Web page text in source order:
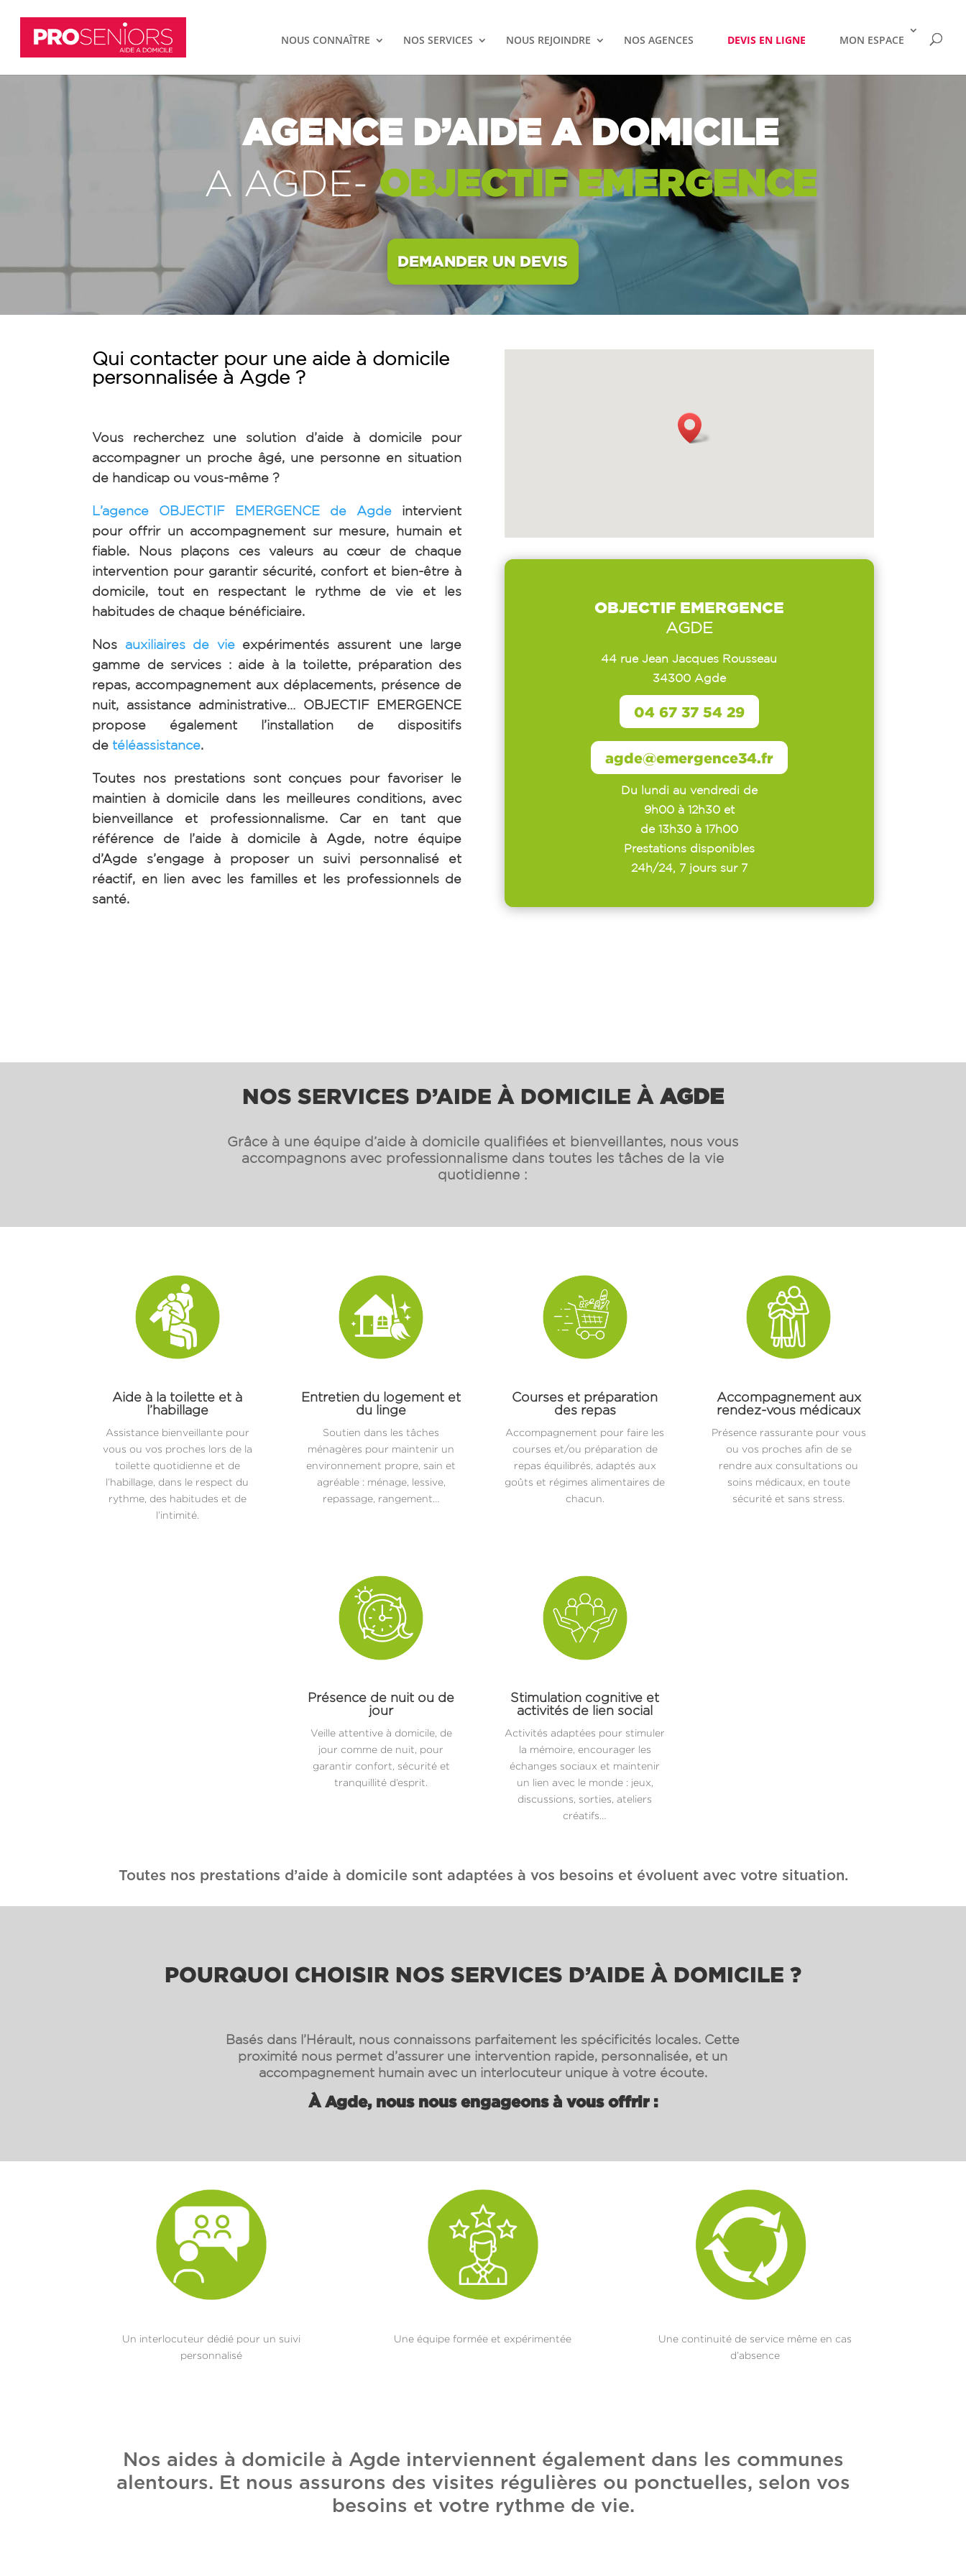
NOUS CONNAÎTRE NOS SERVICES NOUS REJOINDRE NOS AGENCES DEVIS EN LIGNE MON ESPACE
AGENCE D’AIDE A DOMICILE
A AGDE- OBJECTIF EMERGENCE
DEMANDER UN DEVIS
Qui contacter pour une aide à domicile
personnalisée à Agde ?
Vous recherchez une solution d’aide à domicile pour
accompagner un proche âgé, une personne en situation
de handicap ou vous-même ?
L’agence OBJECTIF EMERGENCE de Agde intervient
pour offrir un accompagnement sur mesure, humain et
fiable. Nous plaçons ces valeurs au cœur de chaque
intervention pour garantir sécurité, confort et bien-être à
domicile, tout en respectant le rythme de vie et les
habitudes de chaque bénéficiaire.
Nos auxiliaires de vieexpérimentés assurent une large
gamme de services : aide à la toilette, préparation des
repas, accompagnement aux déplacements, présence de
nuit, assistance administrative… OBJECTIF EMERGENCE
propose également l’installation de dispositifs
de téléassistance.
Toutes nos prestations sont conçues pour favoriser le
maintien à domicile dans les meilleures conditions, avec
bienveillance et professionnalisme. Car en tant que
référence de l’aide à domicile à Agde, notre équipe
d’Agde s’engage à proposer un suivi personnalisé et
réactif, en lien avec les familles et les professionnels de
santé.
OBJECTIF EMERGENCE
AGDE
44 rue Jean Jacques Rousseau
34300 Agde
Du lundi au vendredi de
9h00 à 12h30 et
de 13h30 à 17h00
Prestations disponibles
24h/24, 7 jours sur 7
agde@emergence34.fr
04 67 37 54 29
NOS SERVICES D’AIDE À DOMICILE À AGDE
Grâce à une équipe d’aide à domicile qualifiées et bienveillantes, nous vous
accompagnons avec professionnalisme dans toutes les tâches de la vie
quotidienne :
Aide à la toilette et à
l’habillage
Assistance bienveillante pour
vous ou vos proches lors de la
toilette quotidienne et de
l’habillage, dans le respect du
rythme, des habitudes et de
l’intimité.
Entretien du logement et
du linge
Soutien dans les tâches
ménagères pour maintenir un
environnement propre, sain et
agréable : ménage, lessive,
repassage, rangement…
Courses et préparation
des repas
Accompagnement pour faire les
courses et/ou préparation de
repas équilibrés, adaptés aux
goûts et régimes alimentaires de
chacun.
Accompagnement aux
rendez-vous médicaux
Présence rassurante pour vous
ou vos proches afin de se
rendre aux consultations ou
soins médicaux, en toute
sécurité et sans stress.
Présence de nuit ou de
jour
Veille attentive à domicile, de
jour comme de nuit, pour
garantir confort, sécurité et
tranquillité d’esprit.
Stimulation cognitive et
activités de lien social
Activités adaptées pour stimuler
la mémoire, encourager les
échanges sociaux et maintenir
un lien avec le monde : jeux,
discussions, sorties, ateliers
créatifs…
Toutes nos prestations d’aide à domicile sont adaptées à vos besoins et évoluent avec votre situation.
POURQUOI CHOISIR NOS SERVICES D’AIDE À DOMICILE ?
Basés dans l’Hérault, nous connaissons parfaitement les spécificités locales. Cette
proximité nous permet d’assurer une intervention rapide, personnalisée, et un
accompagnement humain avec un interlocuteur unique à votre écoute.
À Agde, nous nous engageons à vous offrir :
Un interlocuteur dédié pour un suivi
personnalisé
Une équipe formée et expérimentée
Une continuité de service même en cas
d’absence
Nos aides à domicile à Agde interviennent également dans les communes
alentours. Et nous assurons des visites régulières ou ponctuelles, selon vos
besoins et votre rythme de vie.